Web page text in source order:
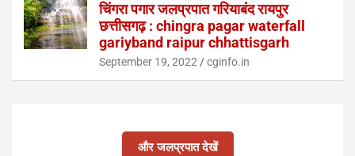
चिंगरा पगार जलप्रपात गरियाबंद रायपुर
छत्तीसगढ़ : chingra pagar waterfall
gariyband raipur chhattisgarh
September 19, 2022 cginfo.in
और जलप्रपात देखें